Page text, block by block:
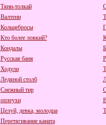
Тяни-толкай
Валтени
Кольцебросы
Кто более ловкий?
Кондалы
Русская баня
Ходули
Ледяной столб
Снежный тир
оплеухи
Целуй, девка, молодца
Перетягивание каната